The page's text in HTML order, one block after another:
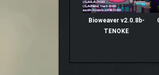
Bioweaver v2.0.8b-
TENOKE